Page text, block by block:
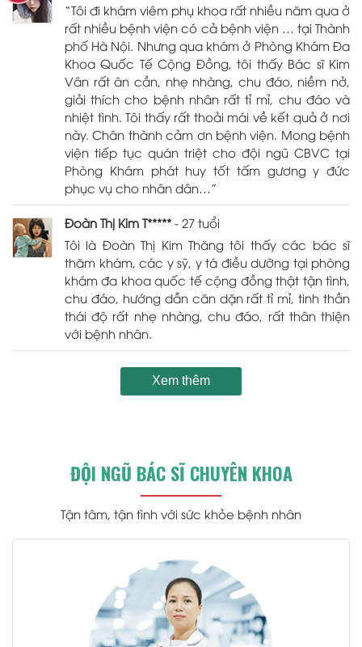
“Tôi đi khám viêm phụ khoa rất nhiều năm qua ở
rất nhiều bệnh viện có cả bệnh viện … tại Thành
phố Hà Nội. Nhưng qua khám ở Phòng Khám Đa
Khoa Quốc Tế Cộng Đồng, tôi thấy Bác sĩ Kim
Vân rất ân cần, nhẹ nhàng, chu đáo, niềm nở,
giải thích cho bệnh nhân rất tỉ mỉ, chu đáo và
nhiệt tình. Tôi thấy rất thoải mái về kết quả ở nơi
này. Chân thành cảm ơn bệnh viện. Mong bệnh
viện tiếp tục quán triệt cho đội ngũ CBVC tại
Phòng Khám phát huy tốt tấm gương y đức
phục vụ cho nhân dân…”
Đoàn Thị Kim T***** - 27 tuổi
Tôi là Đoàn Thị Kim Thăng tôi thấy các bác sĩ
thăm khám, các y sỹ, y tá điều dưỡng tại phòng
khám đa khoa quốc tế cộng đồng thật tận tình,
chu đáo, hướng dẫn căn dặn rất tỉ mỉ, tinh thần
thái độ rất nhẹ nhàng, chu đáo, rất thân thiện
với bệnh nhân.
Xem thêm
ĐỘI NGŨ BÁC SĨ CHUYÊN KHOA
Tận tâm, tận tình với sức khỏe bệnh nhân